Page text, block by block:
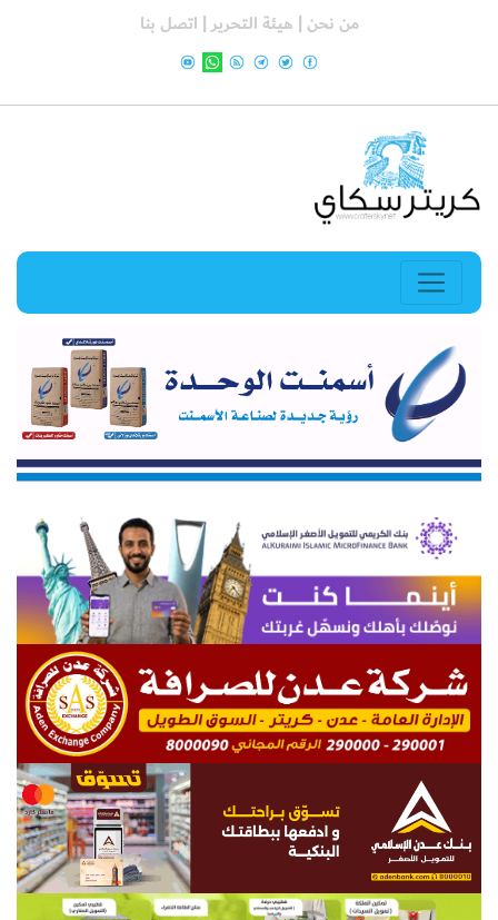
من نحن | هيئة التحرير | اتصل بنا